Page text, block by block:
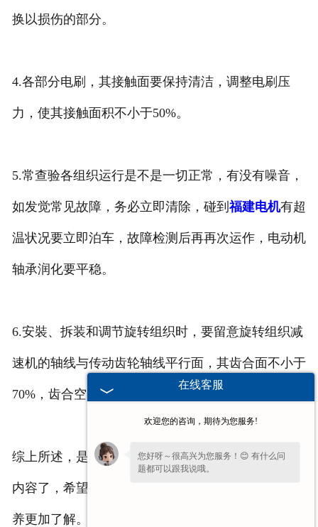
换以损伤的部分。
4.各部分电刷，其接触面要保持清洁，调整电刷压
力，使其接触面积不小于50%。
5.常查验各组织运行是不是一切正常，有没有噪音，
如发觉常见故障，务必立即清除，碰到 福建电机有超
温状况要立即泊车，故障检测后再再次运作，电动机
轴承润化要平稳。
6.安裝、拆装和调节旋转组织时，要留意旋转组织减
速机的轴线与传动齿轮轴线平行面，其齿合面不小于
70%，齿合空隙要合适。
综上所述，是有关导轨液压升降货梯维护保养的相关
内容了，希望您看过之后对于导轨液压升降货梯的保
养更加了解。
在线客服
欢迎您的咨询，期待为您服务!
您好呀～很高兴为您服务！😊 有什么问
题都可以跟我说哦。